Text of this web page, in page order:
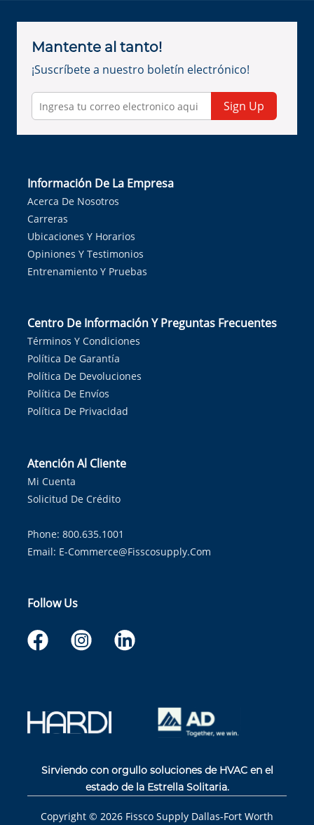
Mantente al tanto!
¡Suscríbete a nuestro boletín electrónico!
Sign Up
Información De La Empresa
Acerca De Nosotros
Carreras
Ubicaciones Y Horarios
Opiniones Y Testimonios
Entrenamiento Y Pruebas
Centro De Información Y Preguntas Frecuentes
Términos Y Condiciones
Política De Garantía
Política De Devoluciones
Política De Envíos
Política De Privacidad
Atención Al Cliente
Mi Cuenta
Solicitud De Crédito
Phone: 800.635.1001
Email: E-Commerce@fisscosupply.com
Follow Us
Sirviendo con orgullo soluciones de HVAC en el
estado de la Estrella Solitaria.
Copyright © 2026 Fissco Supply Dallas-Fort Worth